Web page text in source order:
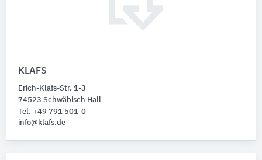
KLAFS
Erich-Klafs-Str. 1-3
74523 Schwäbisch Hall
Tel. +49 791 501-0
info@klafs.de